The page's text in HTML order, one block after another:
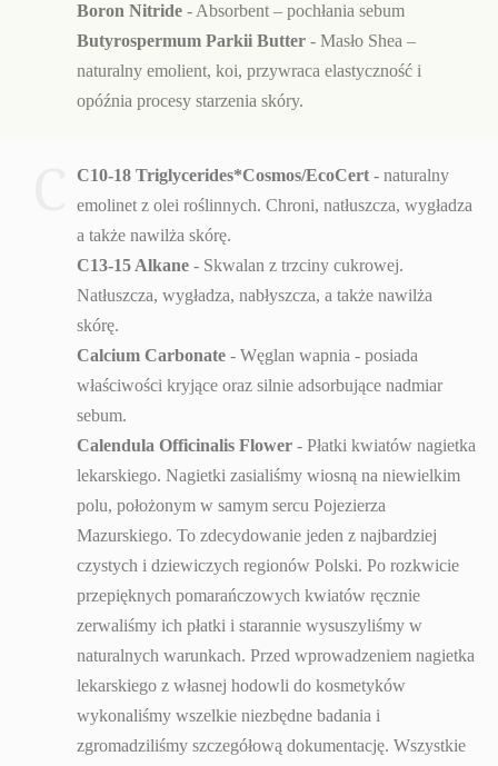
Boron Nitride - Absorbent – pochłania sebum
Butyrospermum Parkii Butter - Masło Shea –
naturalny emolient, koi, przywraca elastyczność i
opóźnia procesy starzenia skóry.
C10-18 Triglycerides*Cosmos/EcoCert - naturalny
emolinet z olei roślinnych. Chroni, natłuszcza, wygładza
a także nawilża skórę.
C13-15 Alkane - Skwalan z trzciny cukrowej.
Natłuszcza, wygładza, nabłyszcza, a także nawilża
skórę.
Calcium Carbonate - Węglan wapnia - posiada
właściwości kryjące oraz silnie adsorbujące nadmiar
sebum.
Calendula Officinalis Flower - Płatki kwiatów nagietka
lekarskiego. Nagietki zasialiśmy wiosną na niewielkim
polu, położonym w samym sercu Pojezierza
Mazurskiego. To zdecydowanie jeden z najbardziej
czystych i dziewiczych regionów Polski. Po rozkwicie
przepięknych pomarańczowych kwiatów ręcznie
zerwaliśmy ich płatki i starannie wysuszyliśmy w
naturalnych warunkach. Przed wprowadzeniem nagietka
lekarskiego z własnej hodowli do kosmetyków
wykonaliśmy wszelkie niezbędne badania i
zgromadziliśmy szczegółową dokumentację. Wszystkie